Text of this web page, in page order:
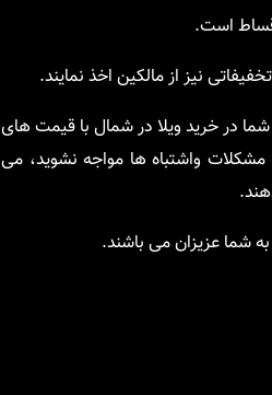
است.
نیز از مالکین اخذ نمایند.
در خرید ویلا در شمال با قیمت های
مشکلات واشتباه ها مواجه نشوید، می
شما عزیزان می باشند.